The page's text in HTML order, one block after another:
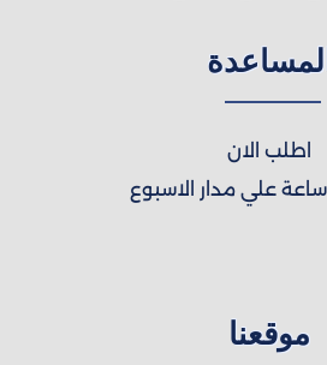
المساعدة
اطلب الان
موقعنا